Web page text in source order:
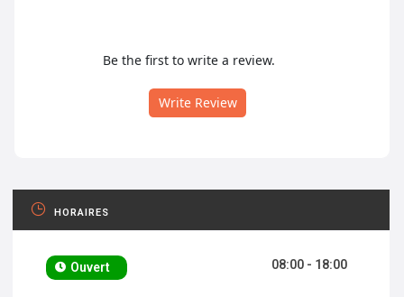
Be the first to write a review.
Write Review
HORAIRES
Ouvert 08:00 - 18:00